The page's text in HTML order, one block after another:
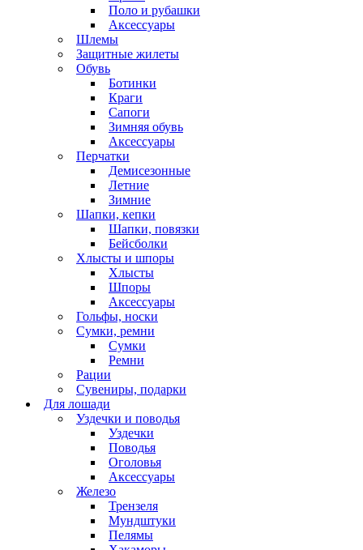
Поло и рубашки
Аксессуары
Шлемы
Защитные жилеты
Обувь
Ботинки
Краги
Сапоги
Зимняя обувь
Аксессуары
Перчатки
Демисезонные
Летние
Зимние
Шапки, кепки
Шапки, повязки
Бейсболки
Хлысты и шпоры
Хлысты
Шпоры
Аксессуары
Гольфы, носки
Сумки, ремни
Сумки
Ремни
Рации
Сувениры, подарки
Для лошади
Уздечки и поводья
Уздечки
Поводья
Оголовья
Аксессуары
Железо
Трензеля
Мундштуки
Пелямы